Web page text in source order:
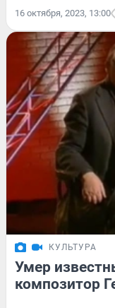
16 октября, 2023, 13:00
КУЛЬТУРА
Умер
композитор